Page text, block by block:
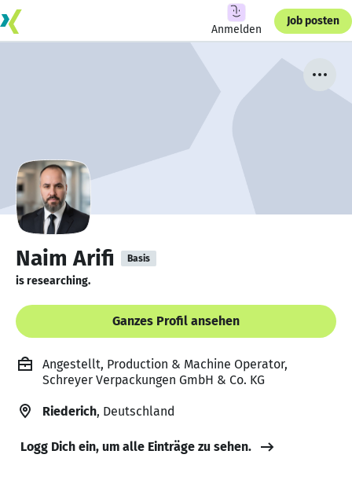
Anmelden
Job posten
Naim Arifi Basis
is researching.
Ganzes Profil ansehen
Angestellt, Production & Machine Operator,
Schreyer Verpackungen GmbH & Co. KG
Riederich, Deutschland
Logg Dich ein, um alle Einträge zu sehen.